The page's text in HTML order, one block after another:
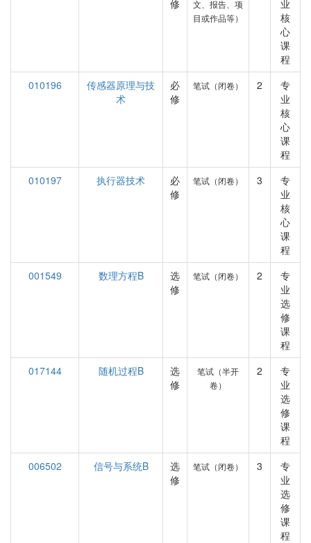
修
文、报告、项
目或作品等）
业
核
心
课
程
010196
传感器原理与技
术
必
修
笔试（闭卷） 2
专
业
核
心
课
程
010197
执行器技术
必
修
笔试（闭卷） 3
专
业
核
心
课
程
001549
数理方程B
选
修
笔试（闭卷） 2
专
业
选
修
课
程
017144
随机过程B
选
修
笔试（半开
卷）
2
专
业
选
修
课
程
006502
信号与系统B
选
修
笔试（闭卷） 3
专
业
选
修
课
程